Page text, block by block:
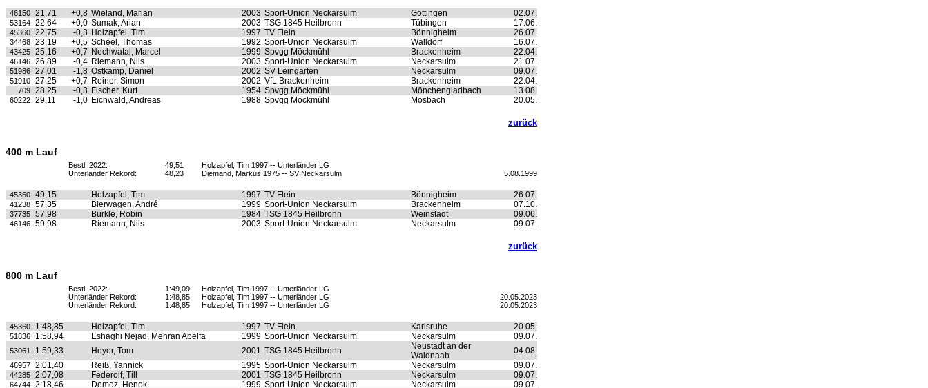
46150 21,71 +0,8 Wieland, Marian 2003 Sport-Union Neckarsulm Göttingen 02.07.
53164 22,64 +0,0 Sumak, Arian 2003 TSG 1845 Heilbronn Tübingen 17.06.
45360 22,75 -0,3 Holzapfel, Tim 1997 TV Flein Bönnigheim 26.07.
34468 23,19 +0,5 Scheel, Thomas 1992 Sport-Union Neckarsulm Walldorf 16.07.
43425 25,16 +0,7 Nechwatal, Marcel 1999 Spvgg Möckmühl Brackenheim 22.04.
46146 26,89 -0,4 Riemann, Nils 2003 Sport-Union Neckarsulm Neckarsulm 21.07.
51986 27,01 -1,8 Ostkamp, Daniel 2002 SV Leingarten Neckarsulm 09.07.
51910 27,25 +0,7 Reiner, Simon 2002 VfL Brackenheim Brackenheim 22.04.
709 28,25 -0,3 Fischer, Kurt 1954 Spvgg Möckmühl Mönchengladbach 13.08.
60222 29,11 -1,0 Eichwald, Andreas 1988 Spvgg Möckmühl Mosbach 20.05.
zurück
400 m Lauf
Bestl. 2022: 49,51
Holzapfel, Tim 1997 -- Unterländer LG
Unterländer Rekord:
48,23 Diemand, Markus 1975 -- SV Neckarsulm 5.08.1999
45360 49,15 Holzapfel, Tim 1997 TV Flein Bönnigheim 26.07.
41238 57,35 Bierwagen, André 1999 Sport-Union Neckarsulm Brackenheim 07.10.
37735 57,98 Bürkle, Robin 1984 TSG 1845 Heilbronn Weinstadt 09.06.
46146 59,98 Riemann, Nils 2003 Sport-Union Neckarsulm Neckarsulm 09.07.
zurück
800 m Lauf
Bestl. 2022: 1:49,09
Holzapfel, Tim 1997 -- Unterländer LG
Unterländer Rekord:
1:48,85 Holzapfel, Tim 1997 -- Unterländer LG
20.05.2023
Unterländer Rekord:
1:48,85 Holzapfel, Tim 1997 -- Unterländer LG 20.05.2023
45360 1:48,85 Holzapfel, Tim 1997 TV Flein Karlsruhe 20.05.
51836 1:58,94 Eshaghi Nejad, Mehran Abelfa 1999 Sport-Union Neckarsulm Neckarsulm 09.07.
53061 1:59,33 Heyer, Tom 2001 TSG 1845 Heilbronn
Neustadt an der
Waldnaab
04.08.
46957 2:01,40 Reiß, Yannick 1995 Sport-Union Neckarsulm Neckarsulm 09.07.
44285 2:07,08 Federolf, Till 2001 TSG 1845 Heilbronn Neckarsulm 09.07.
64744 2:18,46 Demoz, Henok 1999 Sport-Union Neckarsulm Neckarsulm 09.07.